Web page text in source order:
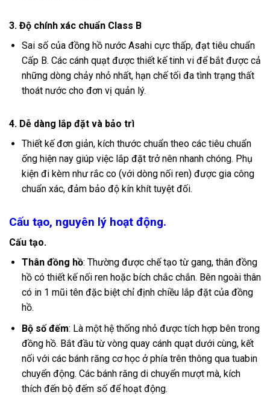
3. Độ chính xác chuẩn Class B
Sai số của đồng hồ nước Asahi cực thấp, đạt tiêu chuẩn
Cấp B. Các cánh quạt được thiết kế tinh vi để bắt được cả
những dòng chảy nhỏ nhất, hạn chế tối đa tình trạng thất
thoát nước cho đơn vị quản lý.
4. Dễ dàng lắp đặt và bảo trì
Thiết kế đơn giản, kích thước chuẩn theo các tiêu chuẩn
ống hiện nay giúp việc lắp đặt trở nên nhanh chóng. Phụ
kiện đi kèm như rắc co (với dòng nối ren) được gia công
chuẩn xác, đảm bảo độ kín khít tuyệt đối.
Cấu tạo, nguyên lý hoạt động.
Cấu tạo.
Thân đồng hồ: Thường được chế tạo từ gang, thân đồng
hồ có thiết kế nối ren hoặc bích chắc chắn. Bên ngoài thân
có in 1 mũi tên đặc biệt chỉ định chiều lắp đặt của đồng
hồ.
Bộ số đếm: Là một hệ thống nhỏ được tích hợp bên trong
đồng hồ. Bắt đầu từ vòng quay cánh quạt dưới cùng, kết
nối với các bánh răng cơ học ở phía trên thông qua tuabin
chuyển động. Các bánh răng di chuyển mượt mà, kích
thích đến bộ đếm số để hoạt động.